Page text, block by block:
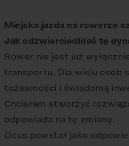
Miejska jazda na rowerze
Jak odzwierciedliłaś tę
Rower nie jest już
transportu. Dla wielu osób
tożsamości i świadomą
Chciałam stworzyć
odpowiada na tę zmianę.
Ocus powstał jako